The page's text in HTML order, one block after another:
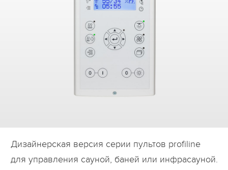
Дизайнерская версия серии пультов profiline
для управления сауной, баней или инфрасауной.